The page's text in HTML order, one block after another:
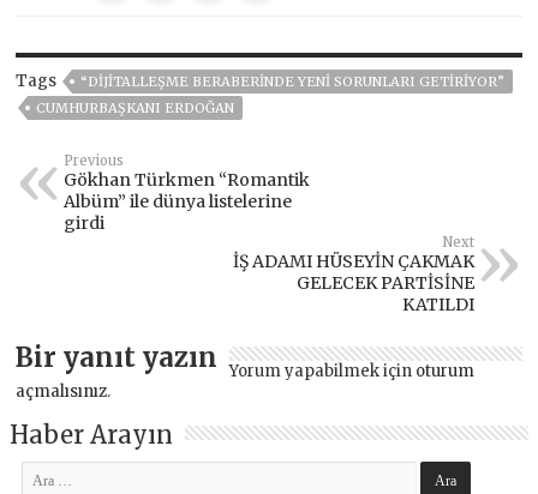
Tags
“DİJİTALLEŞME BERABERİNDE YENİ SORUNLARI GETİRİYOR”
CUMHURBAŞKANI ERDOĞAN
Previous
Gökhan Türkmen “Romantik
Albüm” ile dünya listelerine
girdi
Next
İŞ ADAMI HÜSEYİN ÇAKMAK
GELECEK PARTİSİNE
KATILDI
Bir yanıt yazın Yorum yapabilmek için oturum
açmalısınız.
Haber Arayın